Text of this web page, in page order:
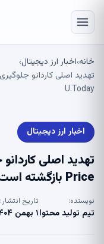
خانه›اخبار ارز دیجیتال›
U.Today
اخبار ارز دیجیتال
Price بازگشته است – U.Today
نویسنده:
تیم تولید محتوا
تاریخ انتشار:
۱ بهمن ۱۴۰۴